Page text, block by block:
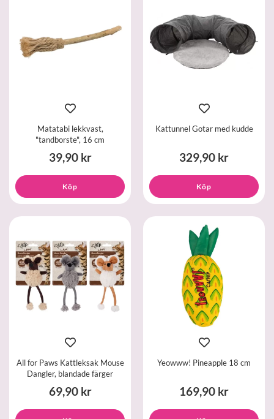
Matatabi lekkvast,
"tandborste", 16 cm
39,90 kr
Köp
Kattunnel Gotar med kudde
329,90 kr
Köp
All for Paws Kattleksak Mouse
Dangler, blandade färger
69,90 kr
Yeowww! Pineapple 18 cm
169,90 kr